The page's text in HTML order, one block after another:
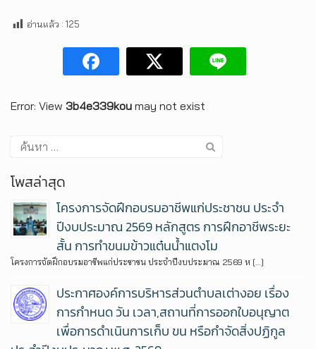
อ่านแล้ว : 125
Error: View 3b4e339kou may not exist
โพสล่าสุด
โครงการจัดฝึกอบรมอาชีพแก่ประชาชน ประจำ
ปีงบประมาณ 2569 หลักสูตร การฝึกอาชีพระยะ
สั้น การทำขนมข้าวแต๋นน้ำแตงโม
โครงการจัดฝึกอบรมอาชีพแก่ประชาชน ประจำปีงบประมาณ 2569 ห […]
ประกาศองค์การบริหารส่วนตำบลเต่างอย เรื่อง
การกำหนด วัน เวลา,สถานที่การออกใบอนุญาต
เพื่อการดำเนินการเก็บ ขน หรือกำจัดสิ่งปฏิกูล